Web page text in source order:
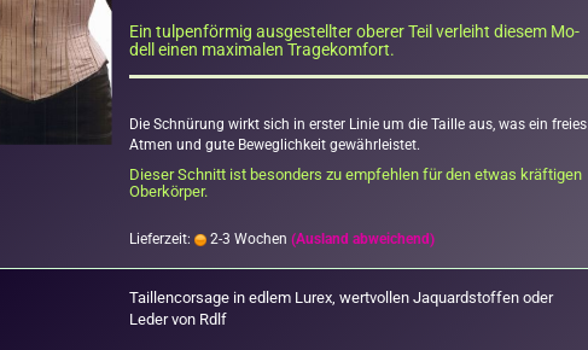
Ein tul­pen­för­mig aus­ge­stell­ter obe­rer Teil ver­leiht die­sem Mo­
dell einen ma­xi­ma­len Tra­ge­kom­fort.
Die Schnü­rung wirkt sich in ers­ter Linie um die Tail­le aus, was ein frei­es
Atmen und gute Be­weg­lich­keit ge­währ­leis­tet.
Die­ser Schnitt ist be­son­ders zu emp­feh­len für den etwas kräf­ti­gen
Ober­kör­per.
Lieferzeit: 2-3 Wochen (Ausland abweichend)
Tail­len­cor­sa­ge in edlem Lurex, wert­vol­len Jaquard­stof­fen oder
Leder von Rdlf